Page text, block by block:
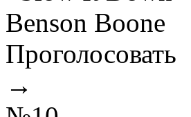
Benson Boone
Проголосовать
→